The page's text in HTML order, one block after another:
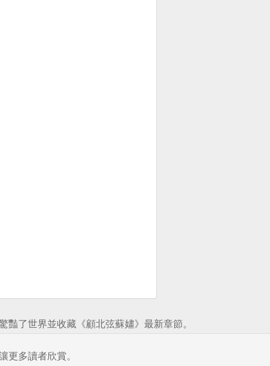
了世界並收藏《顧北弦蘇嫿》最新章節。
多讀者欣賞。